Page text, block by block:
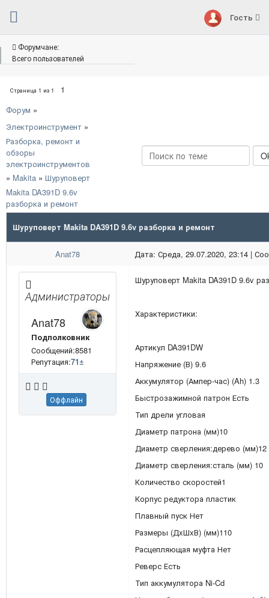
Гость
Форумчане:
Всего пользователей
Страница 1 из 1
1
Форум »
Электроинструмент »
Разборка, ремонт и
обзоры
электроинструментов
» Makita » Шуруповерт
Makita DA391D 9.6v
разборка и ремонт
Шуруповерт Makita DA391D 9.6v разборка и ремонт
Anat78 Дата: Среда, 29.07.2020, 23:14 |
Администраторы
Anat78
Подполковник
Сообщений:8581
Репутация:71±
Оффлайн
Шуруповерт Makita DA391D 9.6v
Характеристики:
Артикул DA391DW
Напряжение (В) 9.6
Аккумулятор (Ампер-час) (Ah) 1.3
Быстрозажимной патрон Есть
Тип дрели угловая
Диаметр патрона (мм)10
Диаметр сверления:дерево (мм)12
Диаметр сверления:сталь (мм) 10
Количество скоростей1
Корпус редуктора пластик
Плавный пуск Нет
Размеры (ДxШxВ) (мм)110
Расцепляющая муфта Нет
Реверс Есть
Тип аккумулятора Ni-Cd